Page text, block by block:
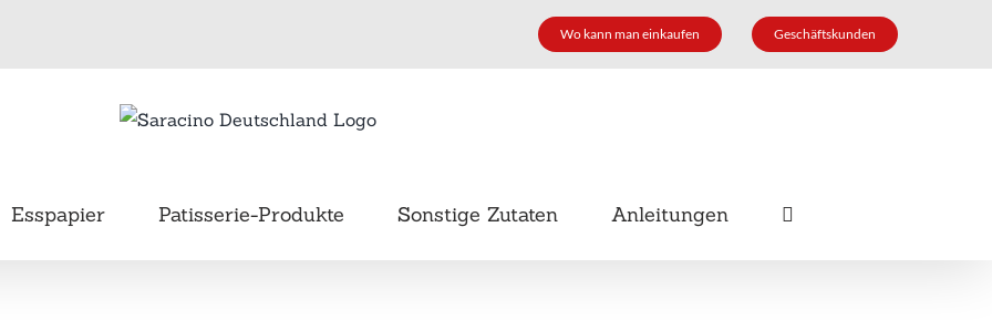
Wo kann man einkaufen Geschäftskunden
Esspapier Patisserie-Produkte Sonstige Zutaten Anleitungen